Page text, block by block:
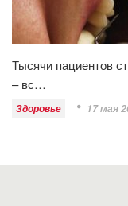
Тысячи пациентов
– вс…
Здоровье 17 мая